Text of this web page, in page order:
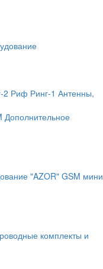
2 Риф Ринг-1 Антенны,
Дополнительное
"AZOR" GSM мини
комплекты и